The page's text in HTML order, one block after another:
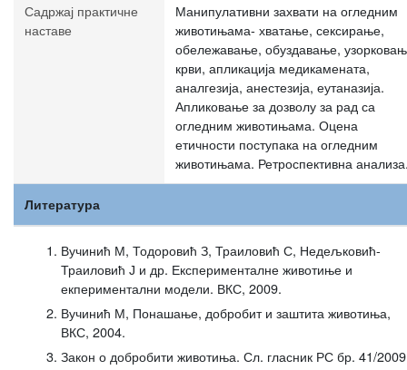
Садржај практичне
наставе
Манипулативни захвати на огледним
животињама- хватање, сексирање,
обележавање, обуздавање,
крви, апликација медикамената,
аналгезија, анестезија, еутаназија.
Апликовање за дозволу за рад са
огледним животињама. Оцена
етичности поступака на огледним
животињама. Ретроспективна
Литература
Вучинић М, Тодоровић З, Траиловић С, Недељковић-
Траиловић Ј и др. Експерименталне животиње и
екпериментални модели. ВКС, 2009.
Вучинић М, Понашање, добробит и заштита животиња,
ВКС, 2004.
Закон о добробити животиња. Сл. гласник РС бр. 41/